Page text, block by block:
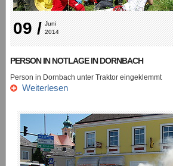
09 / Juni
2014
PERSON IN NOTLAGE IN DORNBACH
Person in Dornbach unter Traktor eingeklemmt
Weiterlesen